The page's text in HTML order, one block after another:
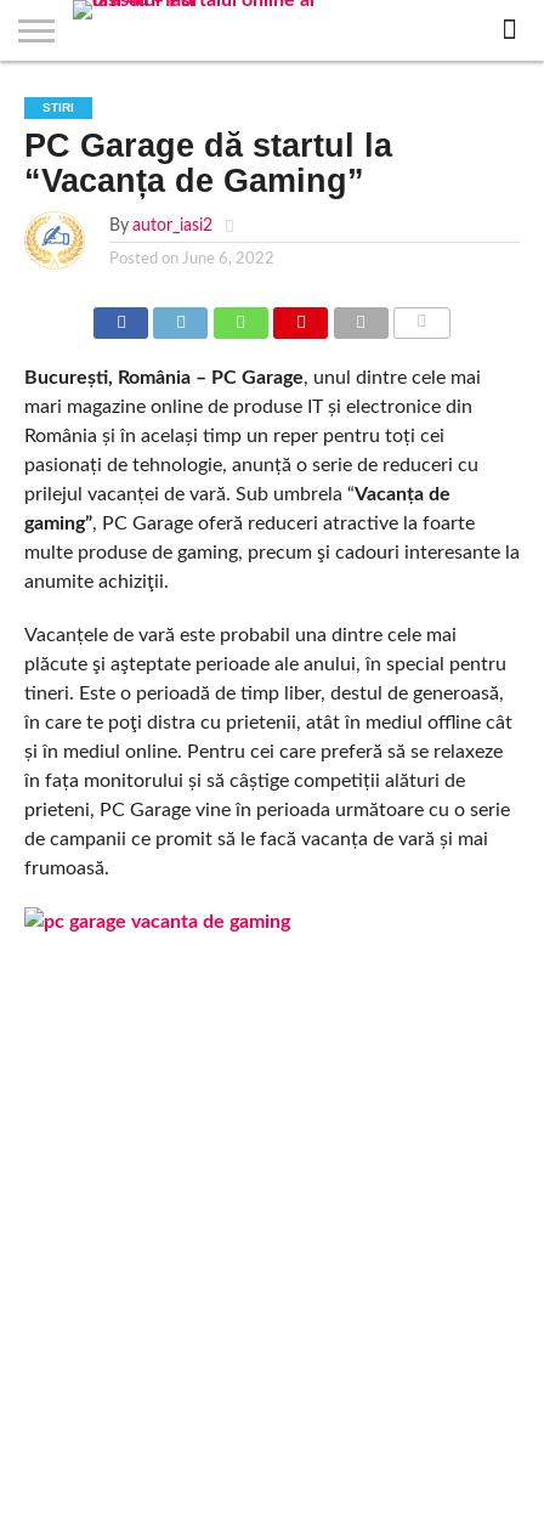
STIRI
APARTAMENTE
NOI IASI
STIRI
IASI
JOBS
IN
IASI
FILME
LA
CINEMA
CLUBURI /
DISCOTECI
BARURI /
CAFENELE
SALI DE
FORTA
SI
FITNESS
SALOANE DE
INFRUMUSETARE
AGENTII
DE
TURISM
IASI
RESTAURANTE
IN IASI
PIZZA
IN
IASI
PISCINA
IN IASI
FLORARII
RADIO
LIVE
IN
IASI
SPALATORII
AUTO
TRACTARI
AUTO
TAXI
IN
IASI
CINEMA
TEATRU
HOTELURI
/
PENSIUNI
TEREN
SPORTIV
TEREN
TENIS
IASI
FARMACII
NON
STOP
COFFEE-
TO-GO
FIRME DE
PUBLICITATE
RENT
A
CAR
STIRI
PC Garage dă startul la
“Vacanța de Gaming”
By autor_iasi2
Posted on June 6, 2022
București, România – PC Garage, unul dintre cele mai
mari magazine online de produse IT și electronice din
România și în același timp un reper pentru toți cei
pasionați de tehnologie, anunță o serie de reduceri cu
prilejul vacanței de vară. Sub umbrela “Vacanța de
gaming”, PC Garage oferă reduceri atractive la foarte
multe produse de gaming, precum şi cadouri interesante la
anumite achiziţii.
Vacanțele de vară este probabil una dintre cele mai
plăcute şi aşteptate perioade ale anului, în special pentru
tineri. Este o perioadă de timp liber, destul de generoasă,
în care te poţi distra cu prietenii, atât în mediul offline cât
și în mediul online. Pentru cei care preferă să se relaxeze
în fața monitorului și să câștige competiții alături de
prieteni, PC Garage vine în perioada următoare cu o serie
de campanii ce promit să le facă vacanța de vară și mai
frumoasă.